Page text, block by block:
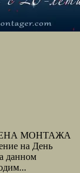
МОНТАЖА
на День
данном